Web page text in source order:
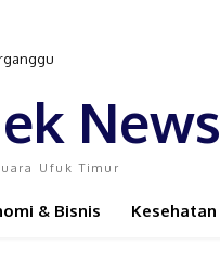
News
Ufuk Timur
& Bisnis Kesehatan